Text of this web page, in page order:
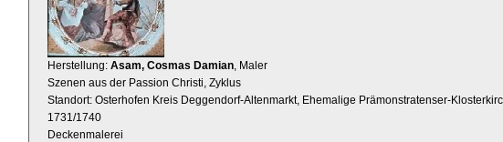
Herstellung: Asam, Cosmas Damian , Maler
Szenen aus der Passion Christi, Zyklus
Standort: Osterhofen Kreis Deggendorf-Altenmarkt, Ehemalige Prämonstratenser-
1731/1740
Deckenmalerei